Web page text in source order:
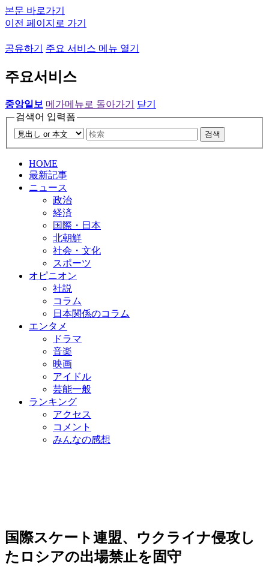
본문 바로가기
이전 페이지로 가기
공유하기 주요 서비스 메뉴 열기
주요서비스
중앙일보 메가메뉴로 돌아가기
닫기
검색어 입력폼
검색
HOME
最新記事
ニュース
政治
経済
国際・日本
北朝鮮
社会・文化
スポーツ
オピニオン
社説
コラム
日本関係のコラム
エンタメ
ドラマ
音楽
映画
アイドル
芸能一般
ランキング
アクセス
コメント
みんなの感想
国際スケート連盟、ウクライナ侵攻し
たロシアの出場禁止を固守